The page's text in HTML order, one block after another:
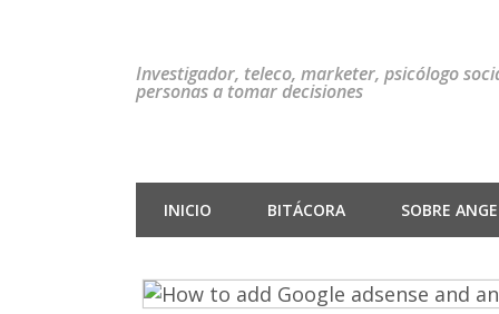
Investigador, teleco, marketer, psicólogo
personas a tomar decisiones
INICIO BITÁCORA SOBRE